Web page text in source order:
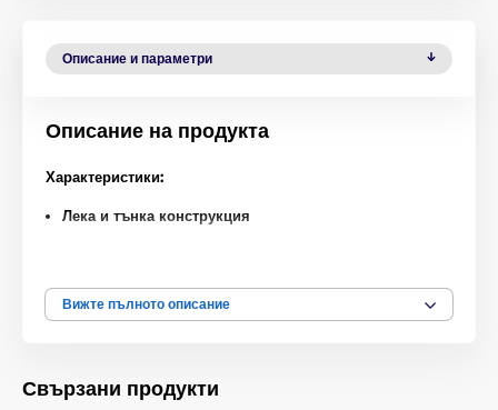
Описание и параметри
Описание на продукта
Характеристики:
Лека и тънка конструкция
Стилно чисто бяло изпълнение
Вижте пълното описание
Свързани продукти